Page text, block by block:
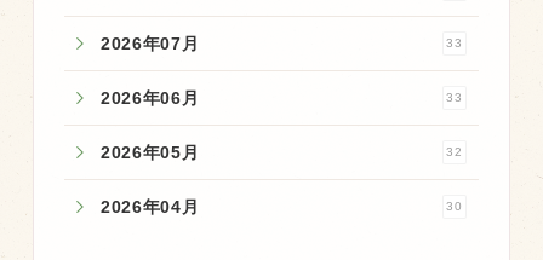
2026年07月 33
2026年06月 33
2026年05月 32
2026年04月 30